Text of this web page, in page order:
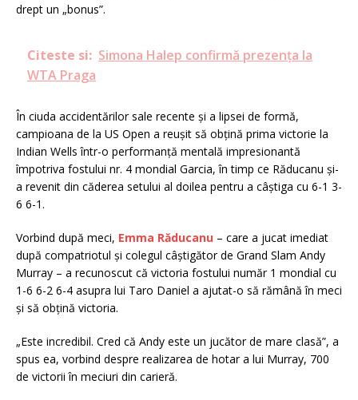
drept un „bonus”.
Citeste si: Simona Halep confirmă prezența la
WTA Praga
În ciuda accidentărilor sale recente și a lipsei de formă,
campioana de la US Open a reușit să obțină prima victorie la
Indian Wells într-o performanță mentală impresionantă
împotriva fostului nr. 4 mondial Garcia, în timp ce Răducanu și-
a revenit din căderea setului al doilea pentru a câștiga cu 6-1 3-
6 6-1.
Vorbind după meci, Emma Răducanu – care a jucat imediat
după compatriotul și colegul câștigător de Grand Slam Andy
Murray – a recunoscut că victoria fostului număr 1 mondial cu
1-6 6-2 6-4 asupra lui Taro Daniel a ajutat-o să rămână în meci
și să obțină victoria.
„Este incredibil. Cred că Andy este un jucător de mare clasă”, a
spus ea, vorbind despre realizarea de hotar a lui Murray, 700
de victorii în meciuri din carieră.